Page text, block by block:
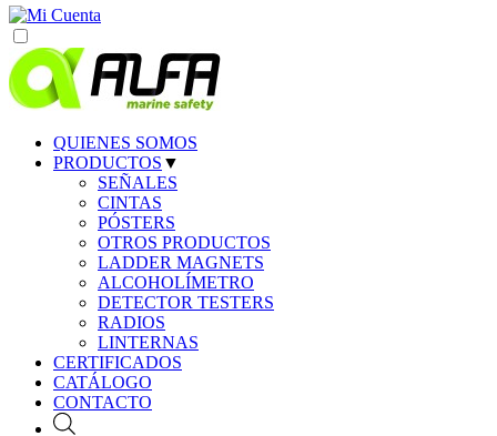
QUIENES SOMOS
PRODUCTOS ▼
SEÑALES
CINTAS
PÓSTERS
OTROS PRODUCTOS
LADDER MAGNETS
ALCOHOLÍMETRO
DETECTOR TESTERS
RADIOS
LINTERNAS
CERTIFICADOS
CATÁLOGO
CONTACTO